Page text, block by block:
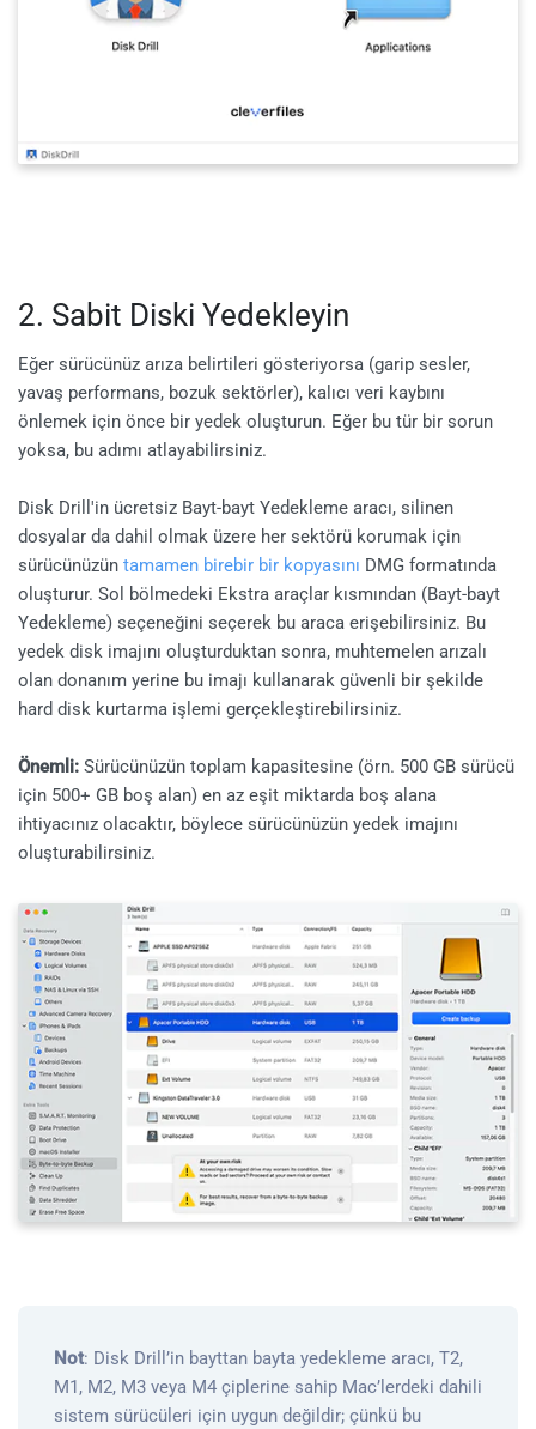
2. Sabit Diski Yedekleyin
Eğer sürücünüz arıza belirtileri gösteriyorsa (garip sesler,
yavaş performans, bozuk sektörler), kalıcı veri kaybını
önlemek için önce bir yedek oluşturun. Eğer bu tür bir sorun
yoksa, bu adımı atlayabilirsiniz.
Disk Drill'in ücretsiz Bayt-bayt Yedekleme aracı, silinen
dosyalar da dahil olmak üzere her sektörü korumak için
sürücünüzün tamamen birebir bir kopyasını DMG formatında
oluşturur. Sol bölmedeki Ekstra araçlar kısmından (Bayt-bayt
Yedekleme) seçeneğini seçerek bu araca erişebilirsiniz. Bu
yedek disk imajını oluşturduktan sonra, muhtemelen arızalı
olan donanım yerine bu imajı kullanarak güvenli bir şekilde
hard disk kurtarma işlemi gerçekleştirebilirsiniz.
Önemli: Sürücünüzün toplam kapasitesine (örn. 500 GB sürücü
için 500+ GB boş alan) en az eşit miktarda boş alana
ihtiyacınız olacaktır, böylece sürücünüzün yedek imajını
oluşturabilirsiniz.
Not: Disk Drill’in bayttan bayta yedekleme aracı, T2,
M1, M2, M3 veya M4 çiplerine sahip Mac’lerdeki dahili
sistem sürücüleri için uygun değildir; çünkü bu